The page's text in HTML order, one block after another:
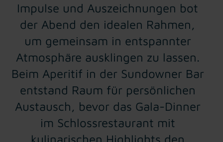
Impulse und Auszeichnungen bot
der Abend den idealen Rahmen,
um gemeinsam in entspannter
Atmosphäre ausklingen zu lassen.
Beim Aperitif in der Sundowner Bar
entstand Raum für persönlichen
Austausch, bevor das Gala-Dinner
im Schlossrestaurant mit
kulinarischen Highlights den